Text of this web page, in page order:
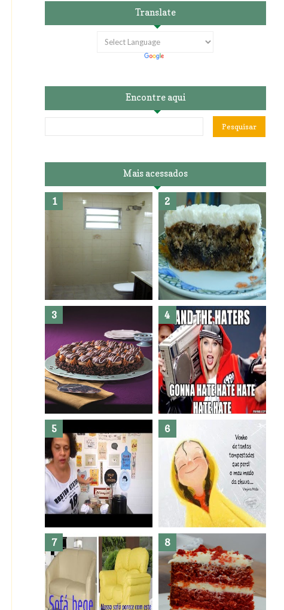
Translate
Encontre aqui
Mais acessados
Banheiro novo por menos de
R$300,00 ?? E sem quebra
quebra ??( Editado)
Posso congelar bolo ??
Dez bolos pra fazer antes de
morrer !
Haters, como surgiram?